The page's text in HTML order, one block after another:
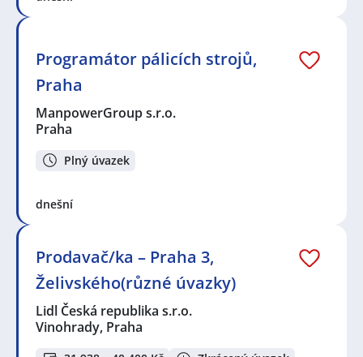
Programátor pálicích strojů,
Praha
ManpowerGroup s.r.o.
Praha
Plný úvazek
dnešní
Prodavač/ka – Praha 3,
Želivského(různé úvazky)
Lidl Česká republika s.r.o.
Vinohrady, Praha